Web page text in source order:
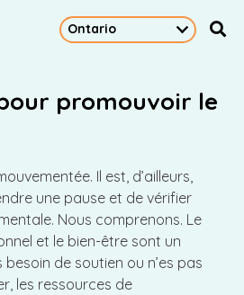
promouvoir le
Il est, d’ailleurs,
une pause et de vérifier
Nous comprenons. Le
et le bien-être sont un
de soutien ou n’es pas
les ressources de